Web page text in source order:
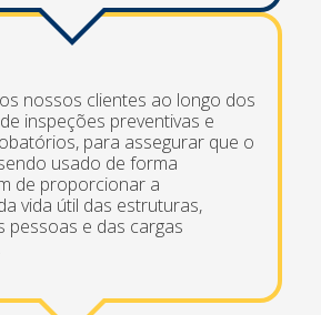
nossos clientes ao longo dos
inspeções preventivas e
para assegurar que o
usado de forma
de proporcionar a
vida útil das estruturas,
pessoas e das cargas